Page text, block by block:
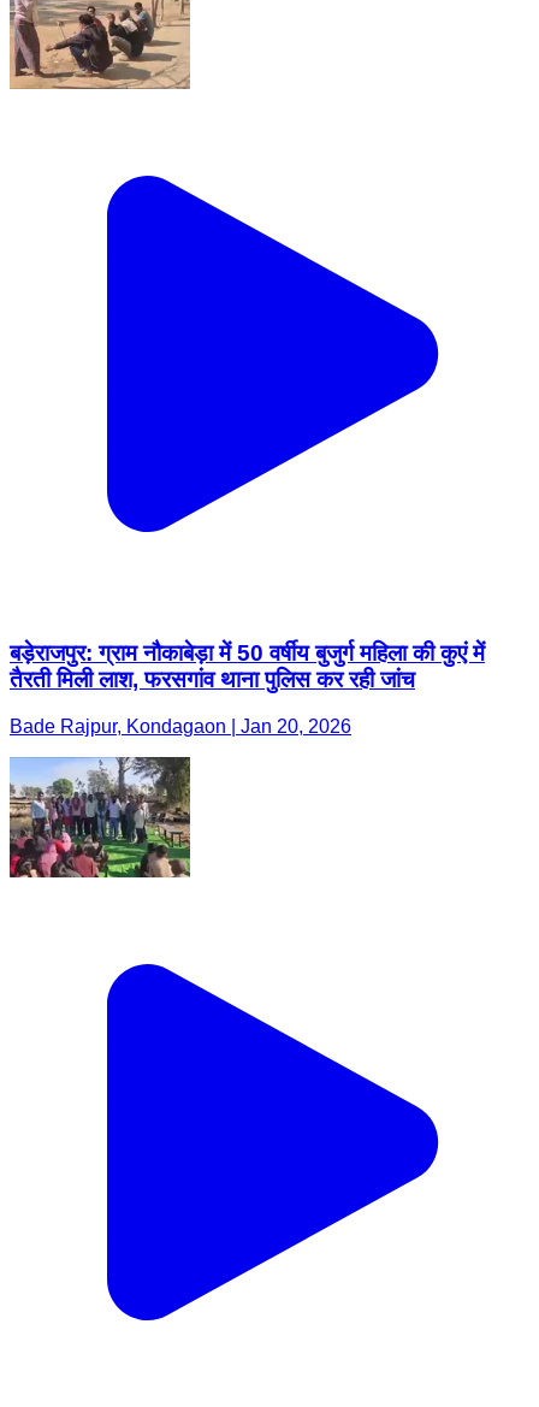
बड़ेराजपुर: ग्राम नौकाबेड़ा में 50 वर्षीय बुजुर्ग महिला की कुएं में
तैरती मिली लाश, फरसगांव थाना पुलिस कर रही जांच
Bade Rajpur, Kondagaon | Jan 20, 2026